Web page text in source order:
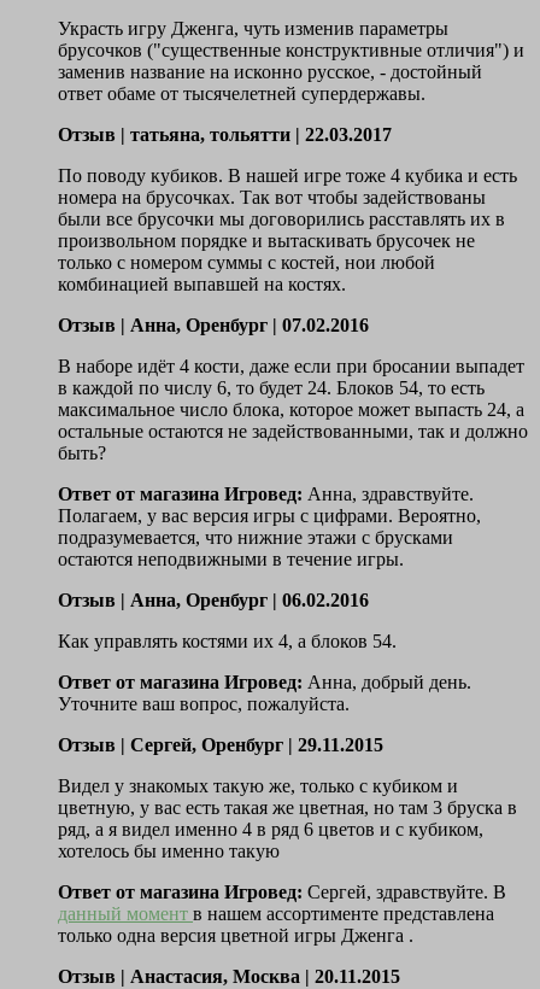
Украсть игру Дженга, чуть изменив параметры
брусочков ("существенные конструктивные отличия") и
заменив название на исконно русское, - достойный
ответ обаме от тысячелетней супердержавы.
Отзыв | татьяна, тольятти | 22.03.2017
По поводу кубиков. В нашей игре тоже 4 кубика и есть
номера на брусочках. Так вот чтобы задействованы
были все брусочки мы договорились расставлять их в
произвольном порядке и вытаскивать брусочек не
только с номером суммы с костей, нои любой
комбинацией выпавшей на костях.
Отзыв | Анна, Оренбург | 07.02.2016
В наборе идёт 4 кости, даже если при бросании выпадет
в каждой по числу 6, то будет 24. Блоков 54, то есть
максимальное число блока, которое может выпасть 24, а
остальные остаются не задействованными, так и должно
быть?
Ответ от магазина Игровед: Анна, здравствуйте.
Полагаем, у вас версия игры с цифрами. Вероятно,
подразумевается, что нижние этажи с брусками
остаются неподвижными в течение игры.
Отзыв | Анна, Оренбург | 06.02.2016
Как управлять костями их 4, а блоков 54.
Ответ от магазина Игровед: Анна, добрый день.
Уточните ваш вопрос, пожалуйста.
Отзыв | Сергей, Оренбург | 29.11.2015
Видел у знакомых такую же, только с кубиком и
цветную, у вас есть такая же цветная, но там 3 бруска в
ряд, а я видел именно 4 в ряд 6 цветов и с кубиком,
хотелось бы именно такую
Ответ от магазина Игровед: Сергей, здравствуйте. В
данный момент в нашем ассортименте представлена
только одна версия цветной игры Дженга .
Отзыв | Анастасия, Москва | 20.11.2015